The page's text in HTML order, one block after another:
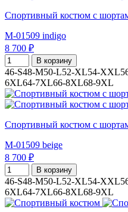
Спортивный костюм с
M-01509 indigo
8 700 ₽
В корзину
46-S48-M50-L52-XL54-XXL
6XL64-7XL66-8XL68-9XL
Спортивный костюм с
M-01509 beige
8 700 ₽
В корзину
46-S48-M50-L52-XL54-XXL
6XL64-7XL66-8XL68-9XL